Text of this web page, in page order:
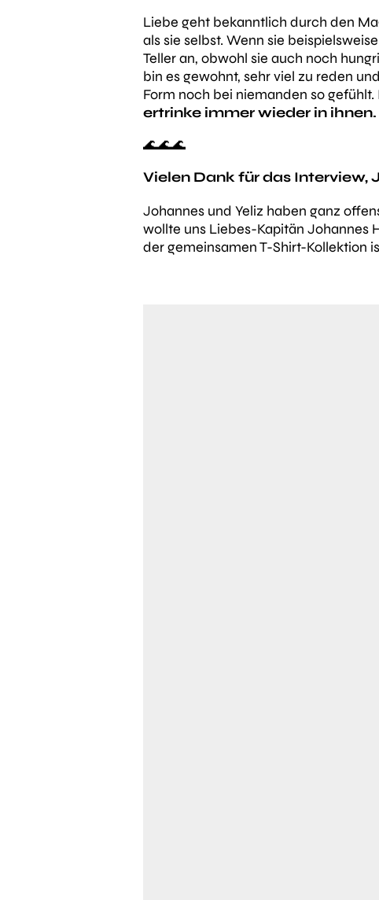
Liebe geht bekanntlich durch den
als sie selbst. Wenn sie
Teller an, obwohl sie auch noch
bin es gewohnt, sehr viel zu reden
Form noch bei niemanden so gefühlt.
ertrinke immer wieder in
🌊🌊🌊
Vielen Dank für das Interview,
Johannes und Yeliz haben ganz
wollte uns Liebes-Kapitän Johannes
der gemeinsamen T-Shirt-Kollektion